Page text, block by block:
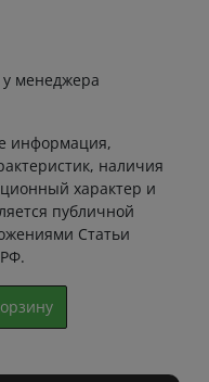
менеджера
информация,
наличия
характер и
публичной
Статьи